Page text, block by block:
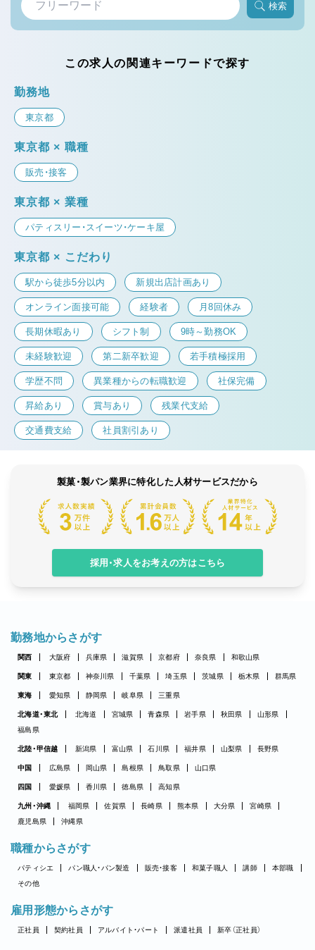
検索
この求人の関連キーワードで探す
勤務地
東京都
東京都 × 職種
販売・接客
東京都 × 業種
パティスリー・スイーツ・ケーキ屋
東京都 × こだわり
駅から徒歩5分以内 新規出店計画あり
オンライン面接可能 経験者 月8回休み
長期休暇あり シフト制 9時～勤務OK
未経験歓迎 第二新卒歓迎 若手積極採用
学歴不問 異業種からの転職歓迎 社保完備
昇給あり 賞与あり 残業代支給
交通費支給 社員割引あり
製菓・製パン業界に特化した人材サービスだから
採用・求人をお考えの方はこちら
勤務地からさがす
関西 大阪府 兵庫県 滋賀県 京都府 奈良県 和歌山県
関東 東京都 神奈川県 千葉県 埼玉県 茨城県 栃木県 群馬県
東海 愛知県 静岡県 岐阜県 三重県
北海道・東北 北海道 宮城県 青森県 岩手県 秋田県
山形県
福島県
北陸・甲信越 新潟県 富山県 石川県 福井県 山梨県 長野県
中国 広島県 岡山県 島根県 鳥取県 山口県
四国 愛媛県 香川県 徳島県 高知県
九州・沖縄 福岡県 佐賀県 長崎県 熊本県 大分県
宮崎県
鹿児島県
沖縄県
職種からさがす
パティシエ パン職人・パン製造 販売・接客 和菓子職人 講師
本部職
その他
雇用形態からさがす
正社員 契約社員 アルバイト・パート 派遣社員 新卒（正社員）